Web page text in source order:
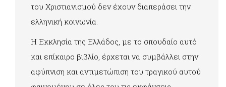
του Χριστιανισμού δεν έχουν διαπεράσει την
ελληνική κοινωνία.
Η Εκκλησία της Ελλάδος, με το σπουδαίο αυτό
και επίκαιρο βιβλίο, έρχεται να συμβάλλει στην
αφύπνιση και αντιμετώπιση του τραγικού αυτού